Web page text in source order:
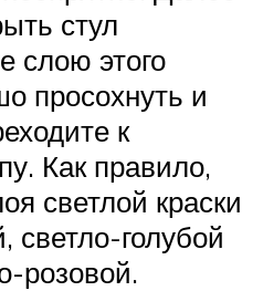
стул
слою этого
просохнуть и
к
Как правило,
светлой краски
светло-голубой
розовой.